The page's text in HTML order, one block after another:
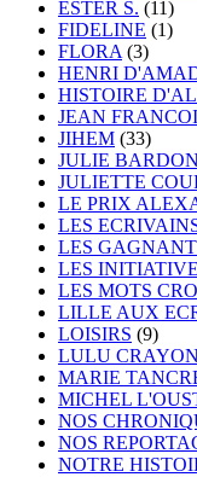
ESTER S. (11)
FIDELINE (1)
FLORA (3)
HENRI
HISTOIRE
JEAN
JIHEM (33)
JULIE BARDON
JULIETTE
LE PRIX
LES
LES
LES
LES MOTS
LILLE AUX
LOISIRS (9)
LULU
MARIE
MICHEL
NOS
NOS
NOTRE